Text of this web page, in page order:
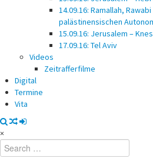
14.09.16: Ramallah,
palästinensischen
15.09.16: Jerusalem –
17.09.16: Tel Aviv
Videos
Zeitrafferfilme
Digital
Termine
Vita
×
Search
for: